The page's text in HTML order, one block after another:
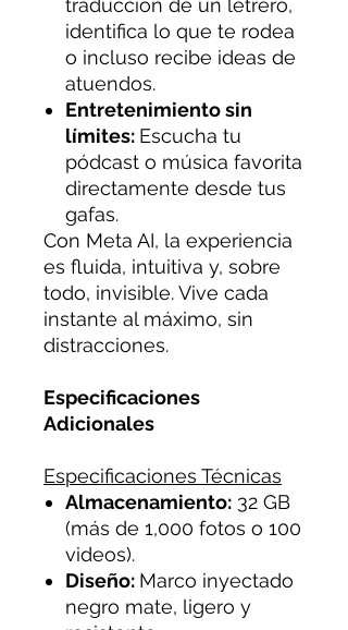
traducción de un letrero,
identifica lo que te rodea
o incluso recibe ideas de
atuendos.
Entretenimiento sin
límites: Escucha tu
pódcast o música favorita
directamente desde tus
gafas.
Con Meta AI, la experiencia
es fluida, intuitiva y, sobre
todo, invisible. Vive cada
instante al máximo, sin
distracciones.
Especificaciones
Adicionales
Especificaciones Técnicas
Almacenamiento: 32 GB
(más de 1,000 fotos o 100
videos).
Diseño: Marco inyectado
negro mate, ligero y